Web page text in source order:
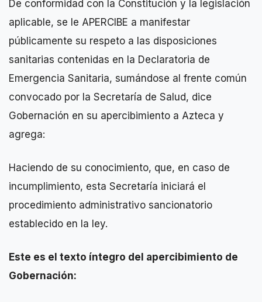
De conformidad con la Constitución y la legislación
aplicable, se le APERCIBE a manifestar
públicamente su respeto a las disposiciones
sanitarias contenidas en la Declaratoria de
Emergencia Sanitaria, sumándose al frente común
convocado por la Secretaría de Salud, dice
Gobernación en su apercibimiento a Azteca y
agrega:
Haciendo de su conocimiento, que, en caso de
incumplimiento, esta Secretaría iniciará el
procedimiento administrativo sancionatorio
establecido en la ley.
Este es el texto íntegro del apercibimiento de
Gobernación: